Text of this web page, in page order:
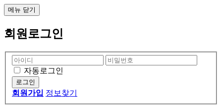
메뉴 닫기
회원로그인
자동로그인
로그인
회원가입 정보찾기